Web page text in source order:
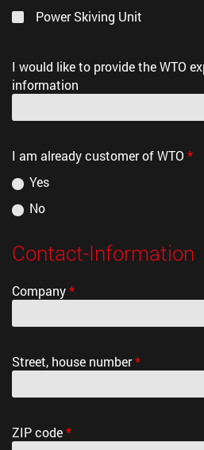
Power Skiving Unit
I would like to provide the WTO
information
I am already customer of WTO *
Yes
No
Contact-Information
Company*
Street, house number*
ZIP code*